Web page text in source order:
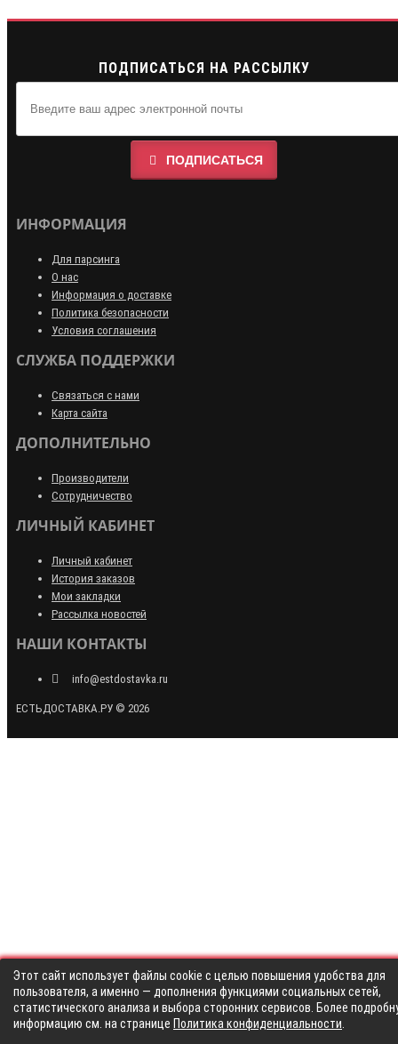
ПОДПИСАТЬСЯ НА РАССЫЛКУ
ПОДПИСАТЬСЯ
ИНФОРМАЦИЯ
Для парсинга
О нас
Информация о доставке
Политика безопасности
Условия соглашения
СЛУЖБА ПОДДЕРЖКИ
Связаться с нами
Карта сайта
ДОПОЛНИТЕЛЬНО
Производители
Сотрудничество
ЛИЧНЫЙ КАБИНЕТ
Личный кабинет
История заказов
Мои закладки
Рассылка новостей
НАШИ КОНТАКТЫ
info@estdostavka.ru
ЕСТЬДОСТАВКА.РУ © 2026
Этот сайт использует файлы cookie с целью повышения удобства для
пользователя, а именно — дополнения функциями социальных сетей,
статистического анализа и выбора сторонних сервисов. Более
информацию см. на странице Политика конфиденциальности